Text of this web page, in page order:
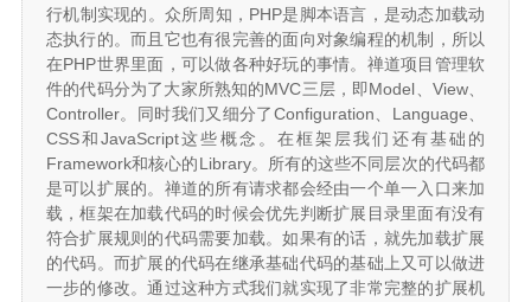
行机制实现的。众所周知，PHP是脚本语言，是动态加载动
态执行的。而且它也有很完善的面向对象编程的机制，所以
在PHP世界里面，可以做各种好玩的事情。禅道项目管理软
件的代码分为了大家所熟知的MVC三层，即Model、View、
Controller。同时我们又细分了Configuration、Language、
CSS和JavaScript这些概念。在框架层我们还有基础的
Framework和核心的Library。所有的这些不同层次的代码都
是可以扩展的。禅道的所有请求都会经由一个单一入口来加
载，框架在加载代码的时候会优先判断扩展目录里面有没有
符合扩展规则的代码需要加载。如果有的话，就先加载扩展
的代码。而扩展的代码在继承基础代码的基础上又可以做进
一步的修改。通过这种方式我们就实现了非常完整的扩展机